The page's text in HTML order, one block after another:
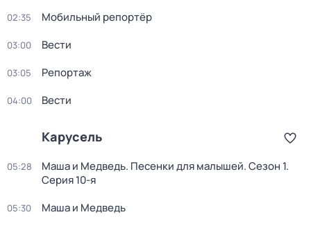
02:35 Мобильный репортёр
03:00 Вести
03:05 Репортаж
04:00 Вести
Карусель
05:28 Маша и Медведь. Песенки для малышей. Сезон 1.
Серия 10-я
05:30 Маша и Медведь